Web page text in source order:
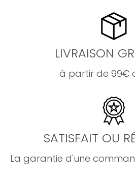
LIVRAISON
à partir de 99€
SATISFAIT OU
La garantie d'une